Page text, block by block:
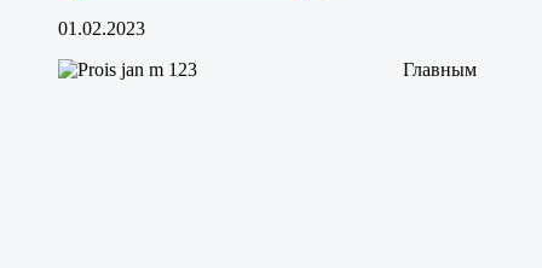
01.02.2023
Главным